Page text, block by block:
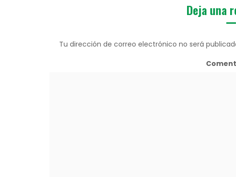
Deja una
Tu dirección de correo electrónico no será